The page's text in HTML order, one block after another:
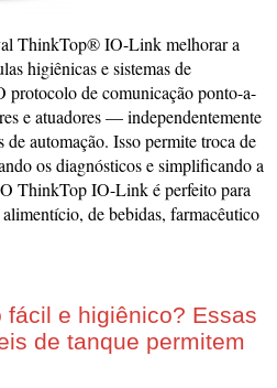
ThinkTop® IO-Link melhorar a
higiênicas e sistemas de
protocolo de comunicação ponto-a-
e atuadores — independentemente
automação. Isso permite troca de
os diagnósticos e simplificando a
ThinkTop IO-Link é perfeito para
de bebidas, farmacêutico
fácil e higiênico? Essas
de tanque permitem